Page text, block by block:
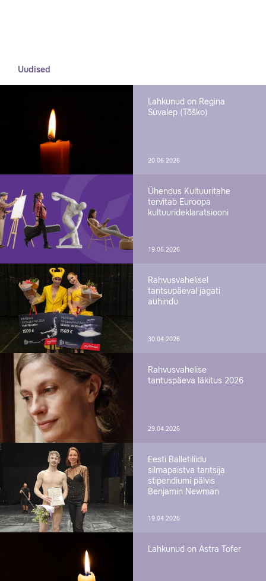
Uudised
Lahkunud on Regina
Süvalep (Tõško)
20.06.2026
Ühendus Kultuuritahe
tervitab Euroopa
kultuurideklaratsiooni
19.06.2026
Rahvusvahelisel
tantsupäeval jagati
auhindu
30.04.2026
Rahvusvahelise
tantuspäeva läkitus 2026
29.04.2026
Eesti Balletiliidu
silmapaistva tantsija
stipendiumi pälvis
Benjamin Newman
19.04.2026
Lahkunud on Astra Tofer